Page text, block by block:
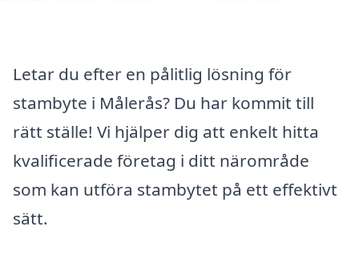
Letar du efter en pålitlig lösning för
stambyte i Målerås? Du har kommit till
rätt ställe! Vi hjälper dig att enkelt hitta
kvalificerade företag i ditt närområde
som kan utföra stambytet på ett effektivt
sätt.